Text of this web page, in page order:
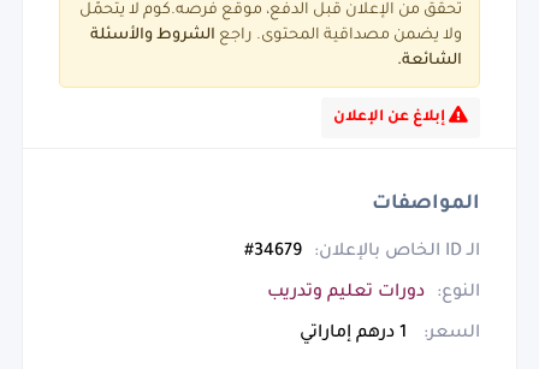
تحقّق من الإعلان قبل الدفع، موقع فرصه.كوم لا يتحمّل
ولا يضمن مصداقية المحتوى. راجع الشروط والأسئلة
الشائعة.
إبلاغ عن الإعلان
المواصفات
الـ ID الخاص بالإعلان: 34679#
النوع: دورات تعليم وتدريب
السعر: